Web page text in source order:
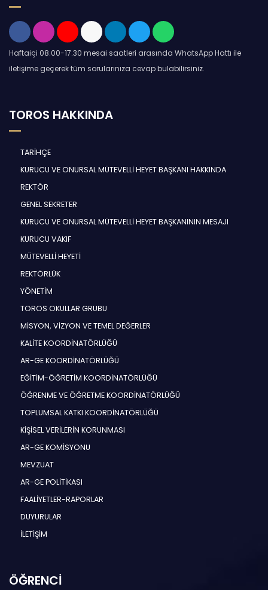
Haftaiçi 08.00-17.30 mesai saatleri arasında WhatsApp Hattı ile
iletişime geçerek tüm sorularınıza cevap bulabilirsiniz.
TOROS HAKKINDA
TARİHÇE
KURUCU VE ONURSAL MÜTEVELLİ HEYET BAŞKANI HAKKINDA
REKTÖR
GENEL SEKRETER
KURUCU VE ONURSAL MÜTEVELLİ HEYET BAŞKANININ MESAJI
KURUCU VAKIF
MÜTEVELLİ HEYETİ
REKTÖRLÜK
YÖNETİM
TOROS OKULLAR GRUBU
MİSYON, VİZYON VE TEMEL DEĞERLER
KALİTE KOORDİNATÖRLÜĞÜ
AR-GE KOORDİNATÖRLÜĞÜ
EĞİTİM-ÖĞRETİM KOORDİNATÖRLÜĞÜ
ÖĞRENME VE ÖĞRETME KOORDİNATÖRLÜĞÜ
TOPLUMSAL KATKI KOORDİNATÖRLÜĞÜ
KİŞİSEL VERİLERİN KORUNMASI
AR-GE KOMİSYONU
MEVZUAT
AR-GE POLİTİKASI
FAALİYETLER-RAPORLAR
DUYURULAR
İLETİŞİM
ÖĞRENCİ